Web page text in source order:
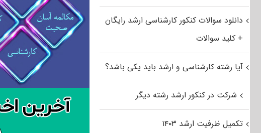
دانلود سوالات کنکور کارشناسی ارشد رایگان
+ کلید سوالات
آیا رشته کارشناسی و ارشد باید یکی باشد؟
شرکت در کنکور ارشد رشته دیگر
تکمیل ظرفیت ارشد ۱۴۰۳